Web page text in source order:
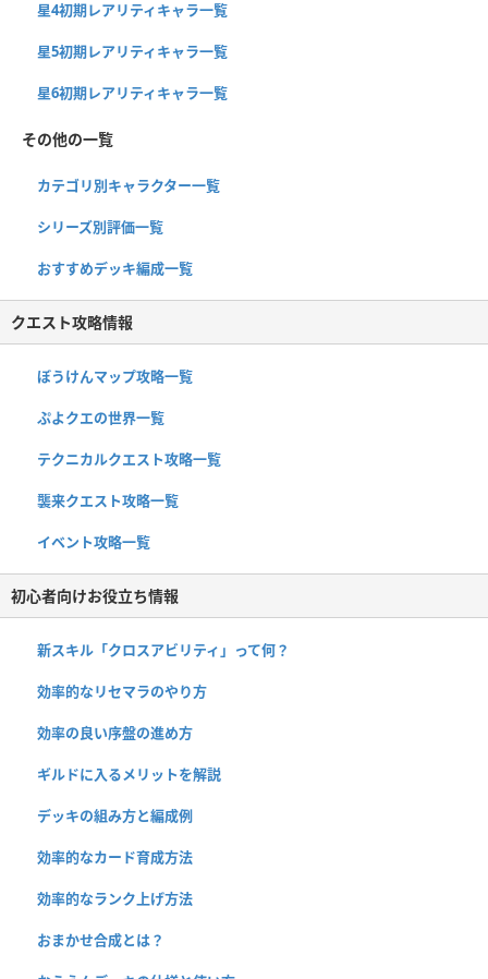
星4初期レアリティキャラ一覧
星5初期レアリティキャラ一覧
星6初期レアリティキャラ一覧
その他の一覧
カテゴリ別キャラクター一覧
シリーズ別評価一覧
おすすめデッキ編成一覧
クエスト攻略情報
ぼうけんマップ攻略一覧
ぷよクエの世界一覧
テクニカルクエスト攻略一覧
襲来クエスト攻略一覧
イベント攻略一覧
初心者向けお役立ち情報
新スキル「クロスアビリティ」って何？
効率的なリセマラのやり方
効率の良い序盤の進め方
ギルドに入るメリットを解説
デッキの組み方と編成例
効率的なカード育成方法
効率的なランク上げ方法
おまかせ合成とは？